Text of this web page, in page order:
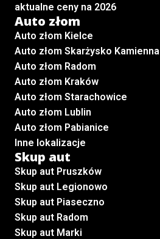
aktualne ceny na 2026
Auto złom
Auto złom Kielce
Auto złom Skarżysko Kamienna
Auto złom Radom
Auto złom Kraków
Auto złom Starachowice
Auto złom Lublin
Auto złom Pabianice
Inne lokalizacje
Skup aut
Skup aut Pruszków
Skup aut Legionowo
Skup aut Piaseczno
Skup aut Radom
Skup aut Marki